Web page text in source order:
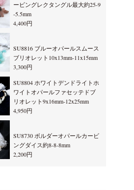
ービングレクタングル最大約25-9
-5.5mm
4,400円
SU8816 ブルーオパールスムース
ブリオレット10x13mm-11x15mm
3,300円
SU8804 ホワイトデンドライトホ
ワイトオパールファセッテドブ
リオレット9x16mm-12x25mm
4,950円
SU8730 ボルダーオパールカービ
ングダイス約8-8-8mm
2,200円